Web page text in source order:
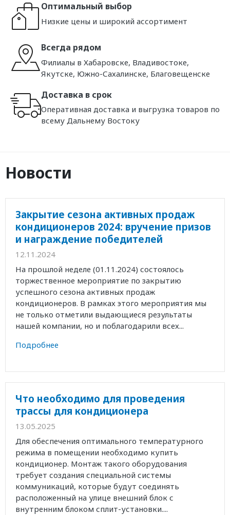
Оптимальный выбор
Низкие цены и широкий ассортимент
Всегда рядом
Филиалы в Хабаровске, Владивостоке,
Якутске, Южно-Сахалинске, Благовещенске
Доставка в срок
Оперативная доставка и выгрузка товаров по
всему Дальнему Востоку
Новости
Закрытие сезона активных продаж
кондиционеров 2024: вручение призов
и награждение победителей
12.11.2024
На прошлой неделе (01.11.2024) состоялось
торжественное мероприятие по закрытию
успешного сезона активных продаж
кондиционеров. В рамках этого мероприятия мы
не только отметили выдающиеся результаты
нашей компании, но и поблагодарили всех...
Подробнее
Что необходимо для проведения
трассы для кондиционера
13.05.2025
Для обеспечения оптимального температурного
режима в помещении необходимо купить
кондиционер. Монтаж такого оборудования
требует создания специальной системы
коммуникаций, которые будут соединять
расположенный на улице внешний блок с
внутренним блоком сплит-установки....